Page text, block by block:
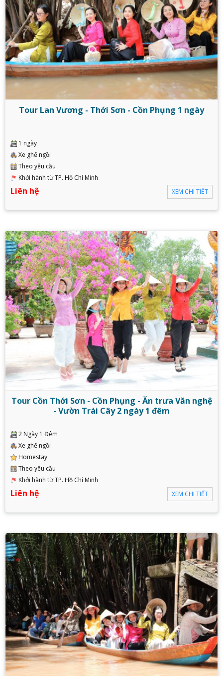
Tour Lan Vương - Thới Sơn - Cồn Phụng 1 ngày
1 ngày
Xe ghế ngồi
Theo yêu cầu
Khởi hành từ TP. Hồ Chí Minh
Liên hệ XEM CHI TIẾT
Tour Cồn Thới Sơn - Cồn Phụng - Ăn trưa Văn nghệ
- Vườn Trái Cây 2 ngày 1 đêm
2 Ngày 1 Đêm
Xe ghế ngồi
Homestay
Theo yêu cầu
Khởi hành từ TP. Hồ Chí Minh
Liên hệ XEM CHI TIẾT